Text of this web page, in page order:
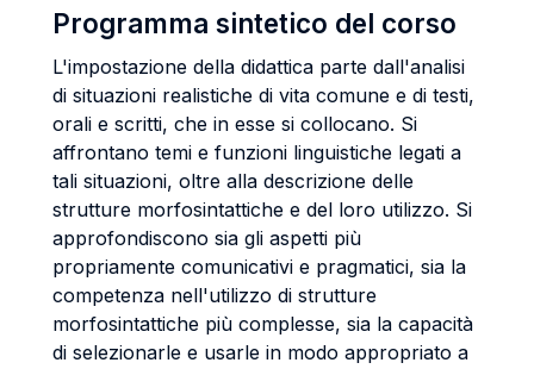
Programma sintetico del corso
L'impostazione della didattica parte dall'analisi
di situazioni realistiche di vita comune e di testi,
orali e scritti, che in esse si collocano. Si
affrontano temi e funzioni linguistiche legati a
tali situazioni, oltre alla descrizione delle
strutture morfosintattiche e del loro utilizzo. Si
approfondiscono sia gli aspetti più
propriamente comunicativi e pragmatici, sia la
competenza nell'utilizzo di strutture
morfosintattiche più complesse, sia la capacità
di selezionarle e usarle in modo appropriato a